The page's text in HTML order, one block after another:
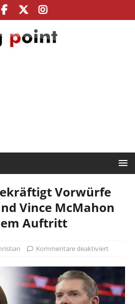
Vorwürfe
Vince McMahon
Auftritt
Kommentare deaktiviert